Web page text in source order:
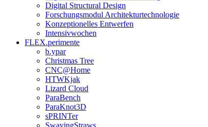
Digital Structural Design
Forschungsmodul Architekturtechnologie
Konzeptionelles Entwerfen
Intensivwochen
FLEX.perimente
b.ypar
Christmas Tree
CNC@Home
HTWKjak
Lizard Cloud
ParaBench
ParaKnot3D
sPRINTer
SwayingStraws